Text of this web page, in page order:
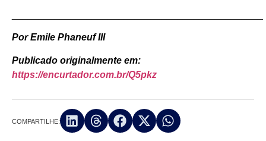
Por Emile Phaneuf III
Publicado originalmente em:
https://encurtador.com.br/Q5pkz
COMPARTILHE: